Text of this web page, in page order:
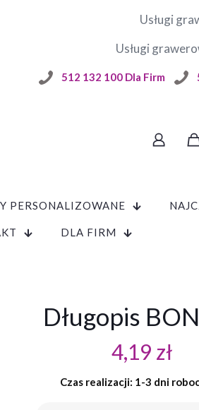
Usługi
Usługi
512 132 100 Dla Firm
PERSONALIZOWANE
DLA FIRM
Długopis
4,19 zł
Czas realizacji: 1-3 dni